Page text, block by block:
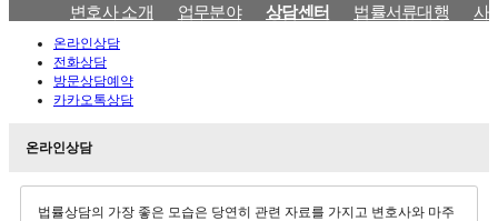
변호사 소개 업무분야 상담센터 법률서류대행 사
온라인상담
전화상담
방문상담예약
카카오톡상담
온라인상담
법률상담의 가장 좋은 모습은 당연히 관련 자료를 가지고 변호사와 마주